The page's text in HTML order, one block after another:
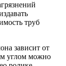
труб
зависит от
углом можно